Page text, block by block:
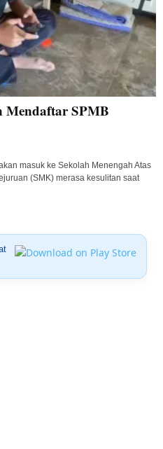
Mendaftar SPMB
masuk ke Sekolah Menengah Atas
(SMK) merasa kesulitan saat